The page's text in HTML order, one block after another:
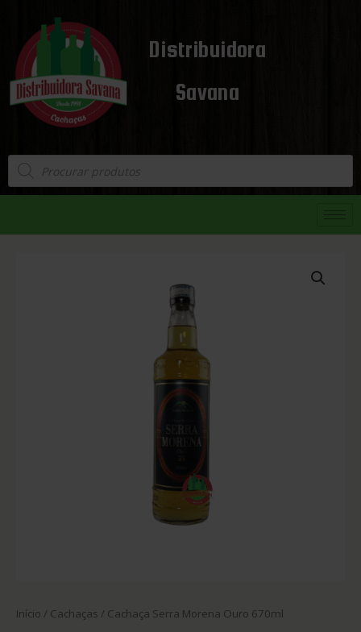
Distribuidora
Savana
Início / Cachaças / Cachaça Serra Morena Ouro 670ml